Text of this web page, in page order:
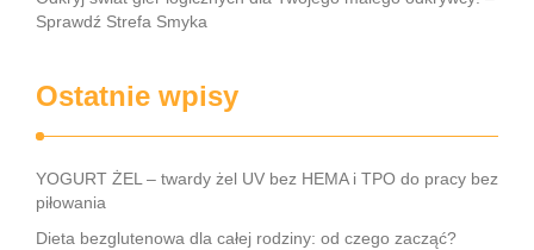
Sprawdź Strefa Smyka
Ostatnie wpisy
YOGURT ŻEL – twardy żel UV bez HEMA i TPO do pracy bez
piłowania
Dieta bezglutenowa dla całej rodziny: od czego zacząć?